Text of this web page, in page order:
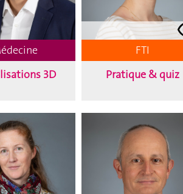
3D
FTI
Pratique & quiz